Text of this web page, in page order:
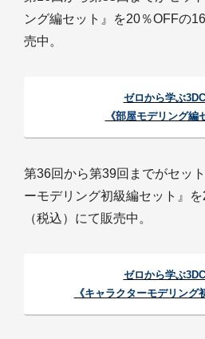
ング編セット』を20％OFFの
売中。
ゼロから学ぶ
《部屋モデリング編
第36回から第39回までがセッ
ーモデリング初級編セット』
（税込）にて販売中。
ゼロから学ぶ
《キャラクターモデリング